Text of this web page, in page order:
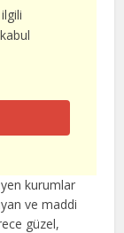
kurumlar
ve maddi
güzel,